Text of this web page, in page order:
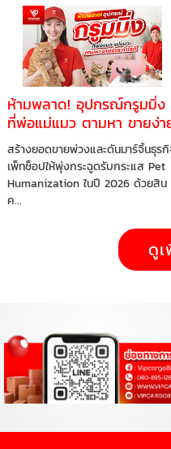
ห้ามพลาด! อุปกรณ์กรูมมิ่ง
ที่พ่อแม่แมว ตามหา ขายง่า
กำไรดี ทำไมร้านค้าออนไลน์
ควรรีบสต๊อก
สร้างยอดขายพ่วงและดันมาร์จิ้นธุร
เพ็ทช็อปให้พุ่งกระฉูดรับกระแส Pet
Humanization ในปี 2026 ด้วยสิน
ค...
ดู